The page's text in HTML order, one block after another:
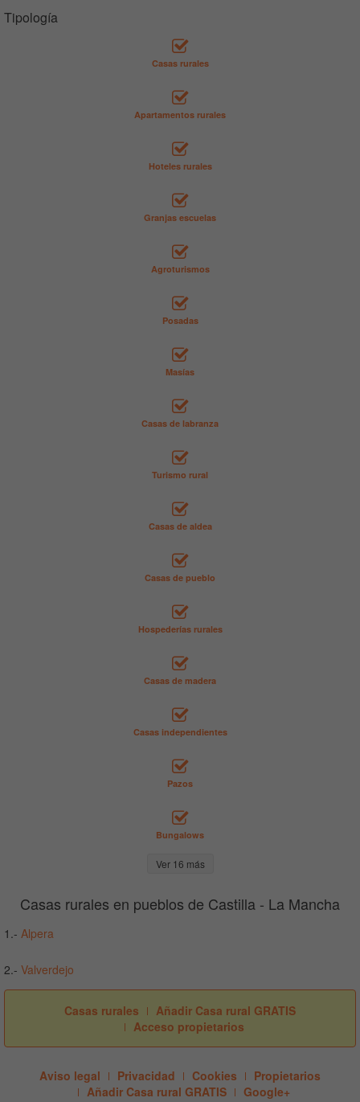
Tipología
Casas rurales
Apartamentos rurales
Hoteles rurales
Granjas escuelas
Agroturismos
Posadas
Masías
Casas de labranza
Turismo rural
Casas de aldea
Casas de pueblo
Hospederías rurales
Casas de madera
Casas independientes
Pazos
Bungalows
Ver 16 más
Casas rurales en pueblos de Castilla - La Mancha
1.- Alpera
2.- Valverdejo
Casas rurales
Añadir Casa rural GRATIS
Acceso propietarios
Aviso legal Privacidad Cookies
Propietarios
Añadir Casa rural GRATIS
Google+